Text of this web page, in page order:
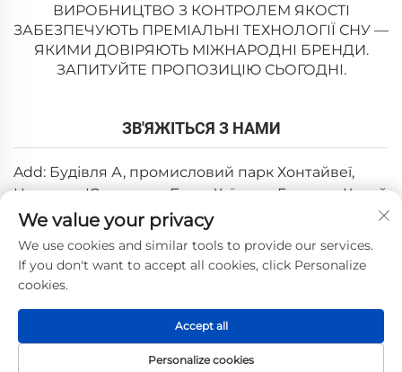
ВИРОБНИЦТВО З КОНТРОЛЕМ ЯКОСТІ
ЗАБЕЗПЕЧУЮТЬ ПРЕМІАЛЬНІ ТЕХНОЛОГІЇ СНУ —
ЯКИМИ ДОВІРЯЮТЬ МІЖНАРОДНІ БРЕНДИ.
ЗАПИТУЙТЕ ПРОПОЗИЦІЮ СЬОГОДНІ.
ЗВ'ЯЖІТЬСЯ З НАМИ
Add: Будівля А, промисловий парк Хонтайвеї,
Цзютань, Юаньчжоу, Боло, Хуїчжоу, Гуандун, Китай
Ел. пошта:[email protected]
Тел: +86-0752-6688646
Авторське право © 2025, Huizhou Weishi Technology Co.,
Політика конфіденційності
We value your privacy
We use cookies and similar tools to provide our services.
If you don't want to accept all cookies, click Personalize
cookies.
Personalize cookies
Accept all